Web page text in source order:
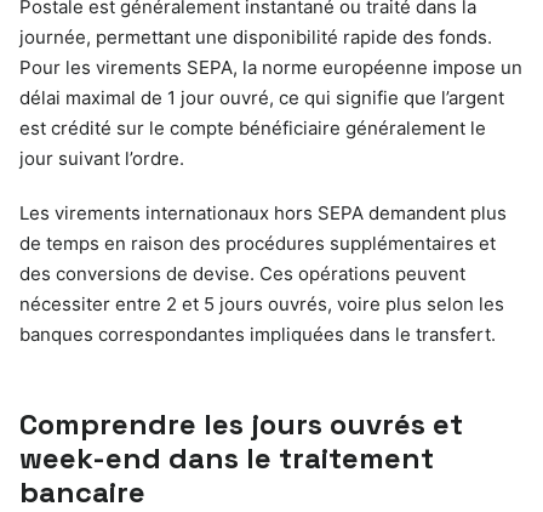
Postale est généralement instantané ou traité dans la
journée, permettant une disponibilité rapide des fonds.
Pour les virements SEPA, la norme européenne impose un
délai maximal de 1 jour ouvré, ce qui signifie que l’argent
est crédité sur le compte bénéficiaire généralement le
jour suivant l’ordre.
Les virements internationaux hors SEPA demandent plus
de temps en raison des procédures supplémentaires et
des conversions de devise. Ces opérations peuvent
nécessiter entre 2 et 5 jours ouvrés, voire plus selon les
banques correspondantes impliquées dans le transfert.
Comprendre les jours ouvrés et
week-end dans le traitement
bancaire